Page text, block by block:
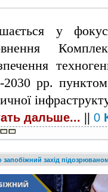
у
2030 рр. пунктом
дальше... || 0
захід